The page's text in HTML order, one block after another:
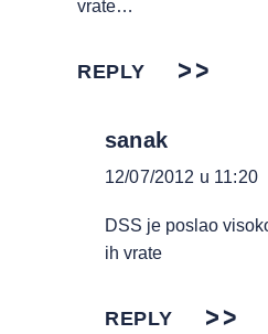
vrate…
REPLY
sanak
12/07/2012 u 11:20
DSS je poslao
ih vrate
REPLY